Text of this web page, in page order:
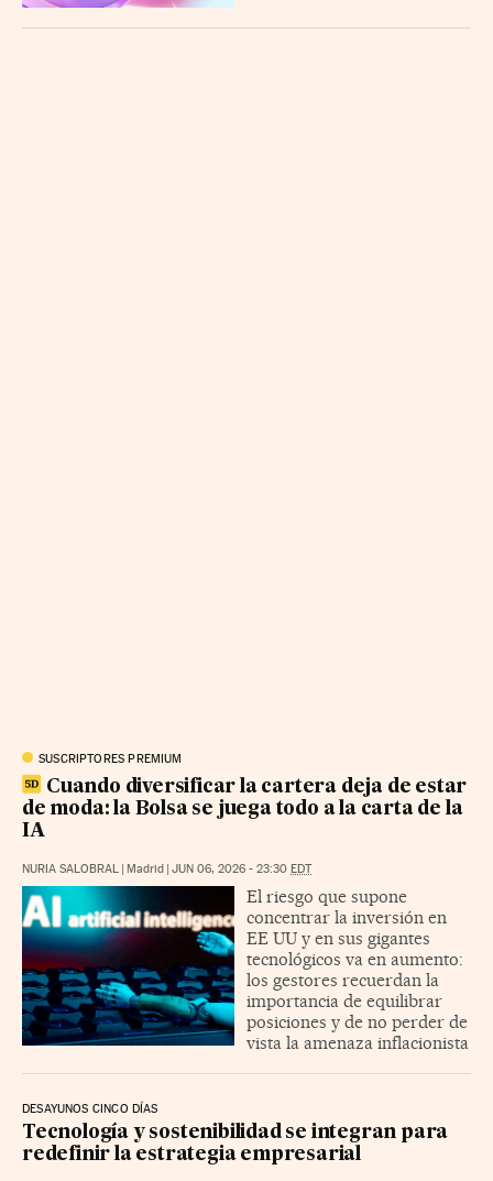
SUSCRIPTORES PREMIUM
Cuando diversificar la cartera deja de estar
de moda: la Bolsa se juega todo a la carta de la
IA
NURIA SALOBRAL Madrid JUN 06, 2026 - 23:30 EDT
El riesgo que supone
concentrar la inversión en
EE UU y en sus gigantes
tecnológicos va en aumento:
los gestores recuerdan la
importancia de equilibrar
posiciones y de no perder de
vista la amenaza inflacionista
DESAYUNOS CINCO DÍAS
Tecnología y sostenibilidad se integran para
redefinir la estrategia empresarial